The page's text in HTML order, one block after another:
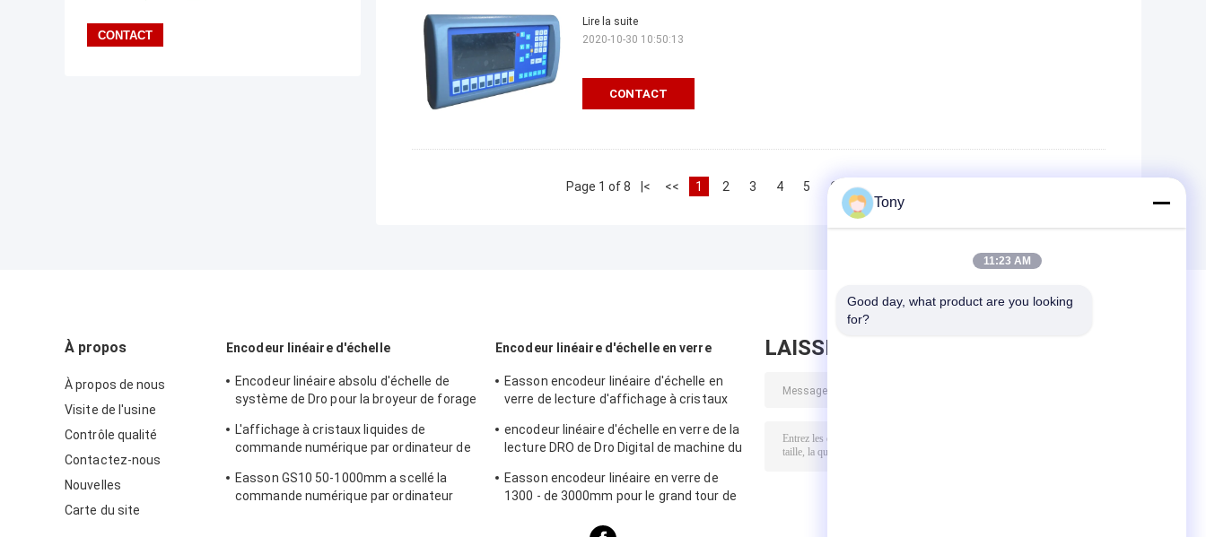
CONTACT
Lire la suite
2020-10-30 10:50:13
Page 1 of 8 |< << 1 2 3 4 5 6 7
À propos
À propos de nous
Visite de l'usine
Contrôle qualité
Contactez-nous
Nouvelles
Carte du site
Encodeur linéaire d'échelle
Encodeur linéaire absolu d'échelle de
système de Dro pour la broyeur de forage
L'affichage à cristaux liquides de
commande numérique par ordinateur de
linéaire de l'échelle 1um de 0.005mm
Easson GS10 50-1000mm a scellé la
commande numérique par ordinateur
Encodeur linéaire d'échelle en verre
Easson encodeur linéaire d'échelle en
verre de lecture d'affichage à cristaux
millimètres
encodeur linéaire d'échelle en verre de la
lecture DRO de Dro Digital de machine du
Easson encodeur linéaire en verre de
1300 - de 3000mm pour le grand tour de
LAISSEZ UN MESSAGE
Tony
11:23 AM
Good day, what product are you looking
for?